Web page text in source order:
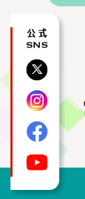
公式SNS
X
Instagram
Facebook